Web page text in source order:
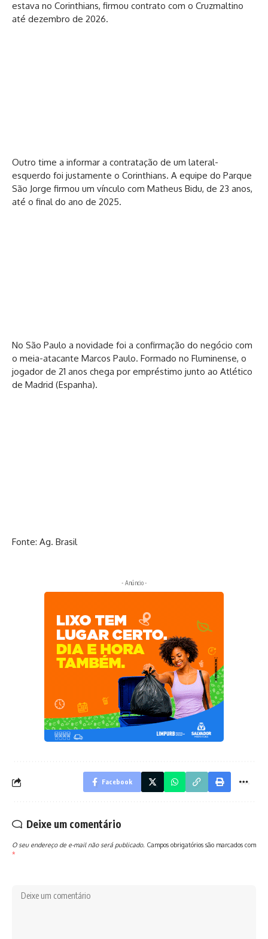
estava no Corinthians, firmou contrato com o Cruzmaltino
até dezembro de 2026.
Outro time a informar a contratação de um lateral-
esquerdo foi justamente o Corinthians. A equipe do Parque
São Jorge firmou um vínculo com Matheus Bidu, de 23 anos,
até o final do ano de 2025.
No São Paulo a novidade foi a confirmação do negócio com
o meia-atacante Marcos Paulo. Formado no Fluminense, o
jogador de 21 anos chega por empréstimo junto ao Atlético
de Madrid (Espanha).
Fonte: Ag. Brasil
- Anúncio -
Facebook
Deixe um comentário
O seu endereço de e-mail não será publicado. Campos obrigatórios são marcados com
*